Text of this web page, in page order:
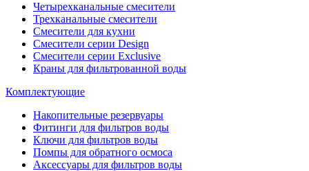
Четырехканальные смесители
Трехканальные смесители
Смесители для кухни
Смесители серии Design
Смесители серии Exclusive
Краны для фильтрованной воды
Комплектующие
Накопительные резервуары
Фитинги для фильтров воды
Ключи для фильтров воды
Помпы для обратного осмоса
Аксессуары для фильтров воды